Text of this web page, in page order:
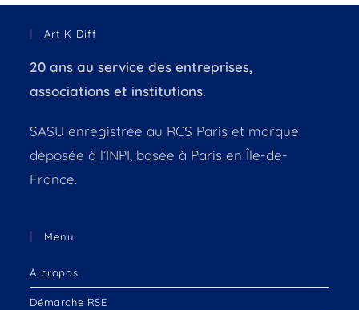
Art K Diff
20 ans au service des entreprises,
associations et institutions.
SASU enregistrée au RCS Paris et marque
déposée à l’INPI, basée à Paris en Île-de-
France.
Menu
À propos
Démarche RSE